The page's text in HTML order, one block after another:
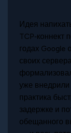
Идея
TCP‑коннект
годах Google
своих
уже
практика
задержке и
обещанного